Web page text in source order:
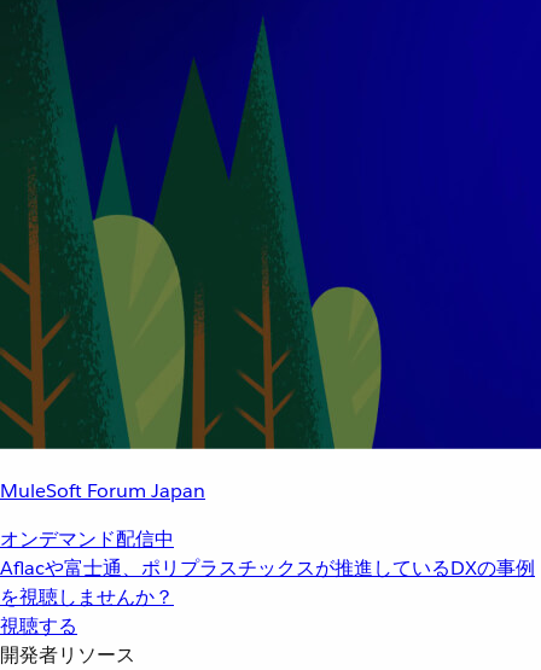
MuleSoft Forum Japan
オンデマンド配信中
Aflacや富士通、ポリプラスチックスが推進しているDXの事例
を視聴しませんか？
視聴する
開発者リソース